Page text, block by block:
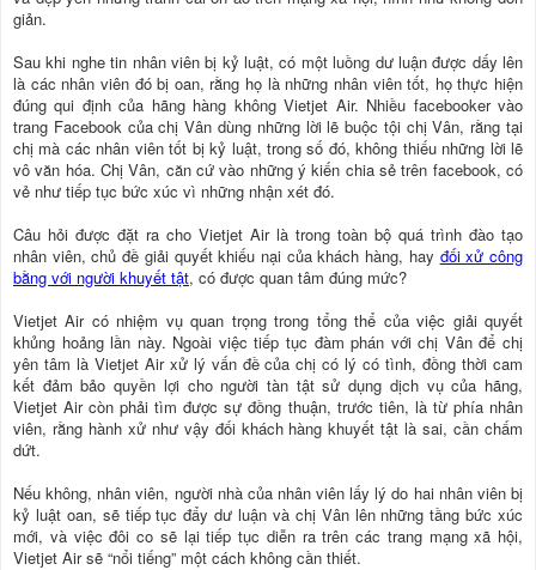
giản.
Sau khi nghe tin nhân viên bị kỷ luật, có một luồng dư luận được dấy lên
là các nhân viên đó bị oan, rằng họ là những nhân viên tốt, họ thực hiện
đúng qui định của hãng hàng không Vietjet Air. Nhiều facebooker vào
trang Facebook của chị Vân dùng những lời lẽ buộc tội chị Vân, rằng tại
chị mà các nhân viên tốt bị kỷ luật, trong số đó, không thiếu những lời lẽ
vô văn hóa. Chị Vân, căn cứ vào những ý kiến chia sẻ trên facebook, có
vẻ như tiếp tục bức xúc vì những nhận xét đó.
Câu hỏi được đặt ra cho Vietjet Air là trong toàn bộ quá trình đào tạo
nhân viên, chủ đề giải quyết khiếu nại của khách hàng, hay đối xử công
bằng với người khuyết tật, có được quan tâm đúng mức?
Vietjet Air có nhiệm vụ quan trọng trong tổng thể của việc giải quyết
khủng hoảng lần này. Ngoài việc tiếp tục đàm phán với chị Vân để chị
yên tâm là Vietjet Air xử lý vấn đề của chị có lý có tình, đồng thời cam
kết đảm bảo quyền lợi cho người tàn tật sử dụng dịch vụ của hãng,
Vietjet Air còn phải tìm được sự đồng thuận, trước tiên, là từ phía nhân
viên, rằng hành xử như vậy đối khách hàng khuyết tật là sai, cần chấm
dứt.
Nếu không, nhân viên, người nhà của nhân viên lấy lý do hai nhân viên bị
kỷ luật oan, sẽ tiếp tục đẩy dư luận và chị Vân lên những tầng bức xúc
mới, và việc đôi co sẽ lại tiếp tục diễn ra trên các trang mạng xã hội,
Vietjet Air sẽ “nổi tiếng” một cách không cần thiết.